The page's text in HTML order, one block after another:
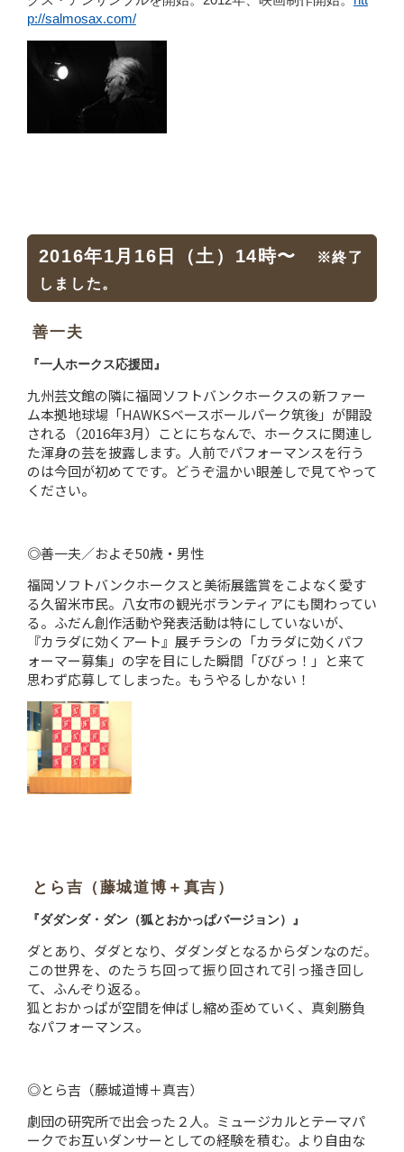
p://salmosax.com/
2016年1月16日（土）14時〜
※終了
しました。
善一夫
『一人ホークス応援団』
九州芸文館の隣に福岡ソフトバンクホークスの新ファー
ム本拠地球場「HAWKSベースボールパーク筑後」が開設
される（2016年3月）ことにちなんで、ホークスに関連し
た渾身の芸を披露します。人前でパフォーマンスを行う
のは今回が初めてです。どうぞ温かい眼差しで見てやって
ください。
◎善一夫／およそ50歳・男性
福岡ソフトバンクホークスと美術展鑑賞をこよなく愛す
る久留米市民。八女市の観光ボランティアにも関わってい
る。ふだん創作活動や発表活動は特にしていないが、
『カラダに効くアート』展チラシの「カラダに効くパフ
ォーマー募集」の字を目にした瞬間「びびっ！」と来て
思わず応募してしまった。もうやるしかない！
とら吉（藤城道博＋真吉）
『ダダンダ・ダン（狐とおかっぱバージョン）』
ダとあり、ダダとなり、ダダンダとなるからダンなのだ。
この世界を、のたうち回って振り回されて引っ掻き回し
て、ふんぞり返る。
狐とおかっぱが空間を伸ばし縮め歪めていく、真剣勝負
なパフォーマンス。
◎とら吉（藤城道博＋真吉）
劇団の研究所で出会った２人。ミュージカルとテーマパ
ークでお互いダンサーとしての経験を積む。より自由な